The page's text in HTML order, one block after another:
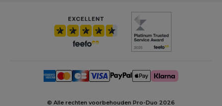
© Alle rechten voorbehouden Pro-Duo 2026